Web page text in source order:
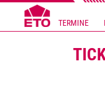
TERMINE